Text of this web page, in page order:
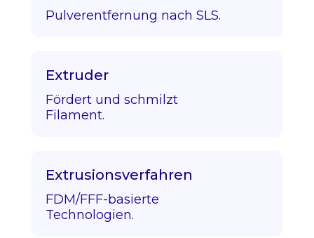
Pulverentfernung nach SLS.
Extruder
Fördert und schmilzt
Filament.
Extrusionsverfahren
FDM/FFF-basierte
Technologien.